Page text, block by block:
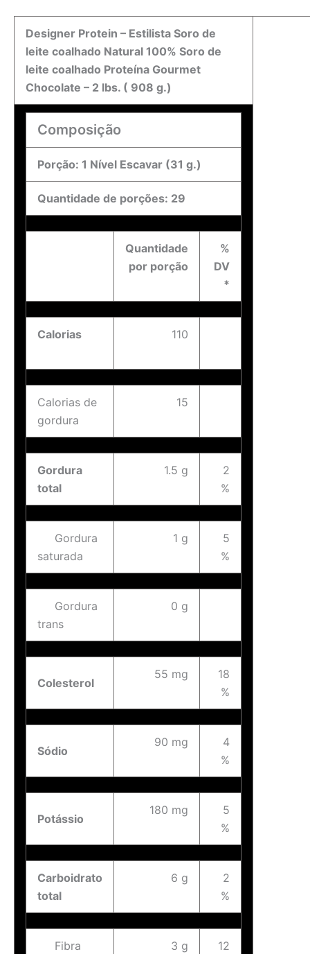
Designer Protein – Estilista Soro de
leite coalhado Natural 100% Soro de
leite coalhado Proteína Gourmet
Chocolate – 2 lbs. ( 908 g.)
Composição
Porção: 1 Nível Escavar (31 g.)
Quantidade de porções: 29
Quantidade
por porção
%
DV
*
Calorias 110
Calorias de
gordura
15
Gordura
total
1.5 g
2
%
Gordura
saturada
1 g
5
%
Gordura
trans
0 g
Colesterol
55 mg
18
%
Sódio
90 mg
4
%
Potássio
180 mg
5
%
Carboidrato
total
6 g
2
%
Fibra
3 g
12